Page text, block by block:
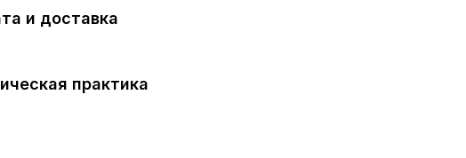
и доставка
практика